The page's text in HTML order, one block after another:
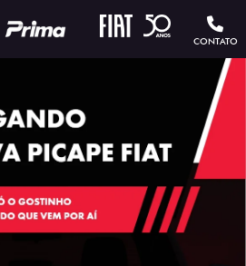
CONTATO